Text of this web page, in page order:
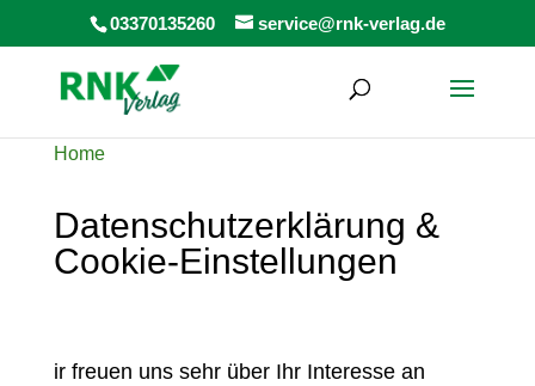
03370135260 service@rnk-verlag.de
Home
Datenschutzerklärung &
Cookie-Einstellungen
ir freuen uns sehr über Ihr Interesse an